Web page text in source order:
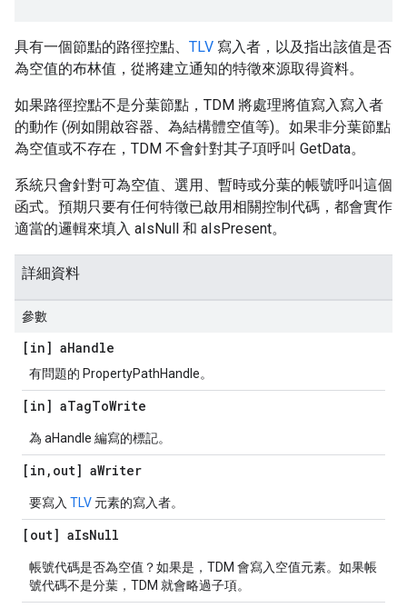
具有一個節點的路徑控點、 TLV 寫入者，以及指出該值是否
為空值的布林值，從將建立通知的特徵來源取得資料。
如果路徑控點不是分葉節點，TDM 將處理將值寫入寫入者
的動作 (例如開啟容器、為結構體空值等)。如果非分葉節點
為空值或不存在，TDM 不會針對其子項呼叫 GetData。
系統只會針對可為空值、選用、暫時或分葉的帳號呼叫這個
函式。預期只要有任何特徵已啟用相關控制代碼，都會實作
適當的邏輯來填入 aIsNull 和 aIsPresent。
詳細資料
參數
[in] aHandle
有問題的 PropertyPathHandle。
[in] aTagToWrite
為 aHandle 編寫的標記。
[in , out] aWriter
要寫入 TLV 元素的寫入者。
[out] aIsNull
帳號代碼是否為空值？如果是，TDM 會寫入空值元素。如果帳
號代碼不是分葉，TDM 就會略過子項。